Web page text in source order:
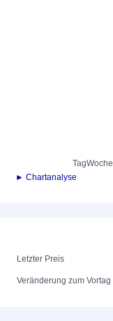
TagWoche
► Chartanalyse
Letzter Preis
Veränderung zum Vortag